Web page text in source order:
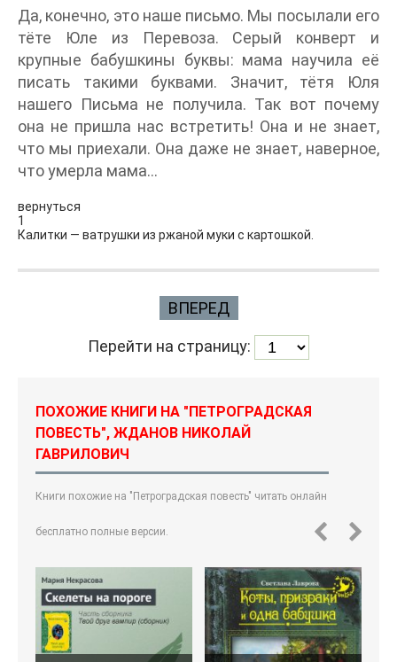
Да, конечно, это наше письмо. Мы посылали его
тёте Юле из Перевоза. Серый конверт и
крупные бабушкины буквы: мама научила её
писать такими буквами. Значит, тётя Юля
нашего Письма не получила. Так вот почему
она не пришла нас встретить! Она и не знает,
что мы приехали. Она даже не знает, наверное,
что умерла мама…
вернуться
1
Калитки — ватрушки из ржаной муки с картошкой.
ВПЕРЕД
Перейти на страницу:
ПОХОЖИЕ КНИГИ НА "ПЕТРОГРАДСКАЯ
ПОВЕСТЬ", ЖДАНОВ НИКОЛАЙ
ГАВРИЛОВИЧ
Книги похожие на "Петроградская повесть" читать онлайн
бесплатно полные версии.